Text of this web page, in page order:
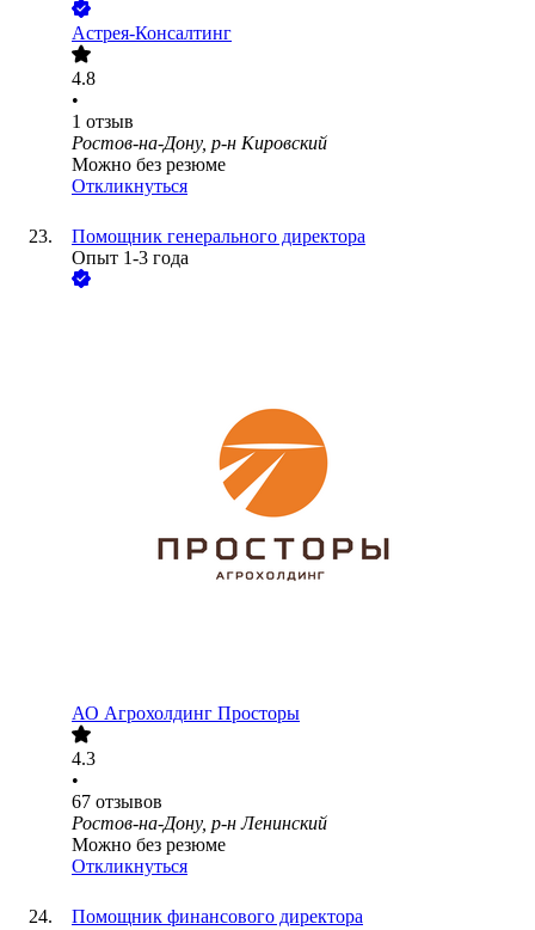
Астрея-Консалтинг
4.8
•
1 отзыв
Ростов-на-Дону, р-н Кировский
Можно без резюме
Откликнуться
Помощник генерального директора
Опыт 1-3 года
АО Агрохолдинг Просторы
4.3
•
67 отзывов
Ростов-на-Дону, р-н Ленинский
Можно без резюме
Откликнуться
Помощник финансового директора